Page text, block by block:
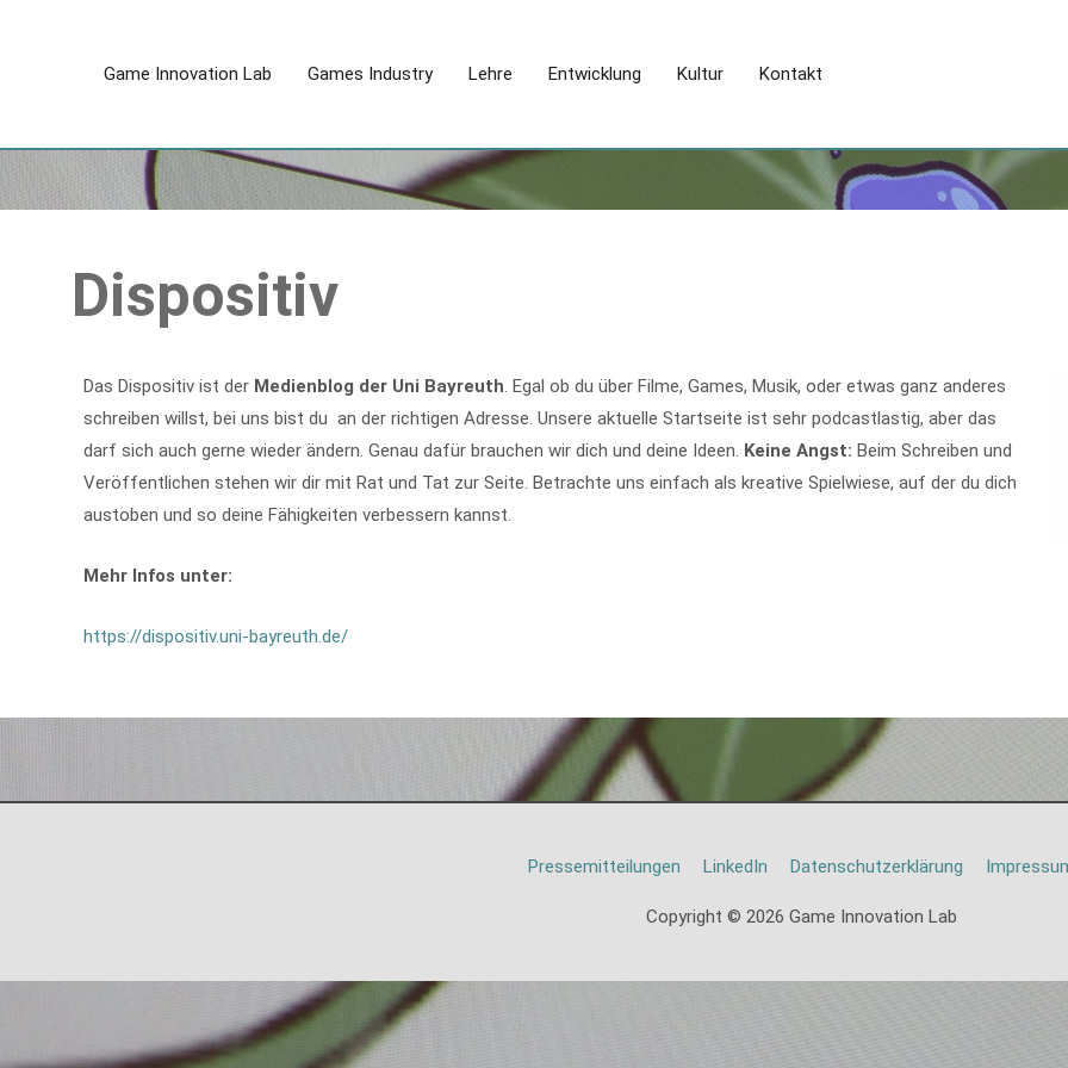
Game Innovation Lab Games Industry Lehre Entwicklung Kultur Kontakt
Dispositiv
Das Dispositiv ist der Medienblog der Uni Bayreuth. Egal ob du über Filme, Games, Musik, oder etwas ganz anderes
schreiben willst, bei uns bist du an der richtigen Adresse. Unsere aktuelle Startseite ist sehr podcastlastig, aber das
darf sich auch gerne wieder ändern. Genau dafür brauchen wir dich und deine Ideen. Keine Angst: Beim Schreiben und
Veröffentlichen stehen wir dir mit Rat und Tat zur Seite. Betrachte uns einfach als kreative Spielwiese, auf der du dich
austoben und so deine Fähigkeiten verbessern kannst.
Mehr Infos unter:
https://dispositiv.uni-bayreuth.de/
Pressemitteilungen LinkedIn Datenschutzerklärung
Copyright © 2026 Game Innovation Lab